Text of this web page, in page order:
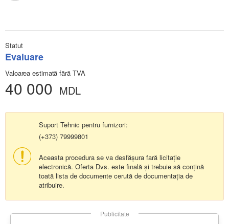
Statut
Evaluare
Valoarea estimată fără TVA
40 000 MDL
Suport Tehnic pentru furnizori:
(+373) 79999801
Aceasta procedura se va desfășura fară licitație
electronică. Oferta Dvs. este finală și trebuie să conțină
toată lista de documente cerută de documentația de
atribuire.
Publicitate